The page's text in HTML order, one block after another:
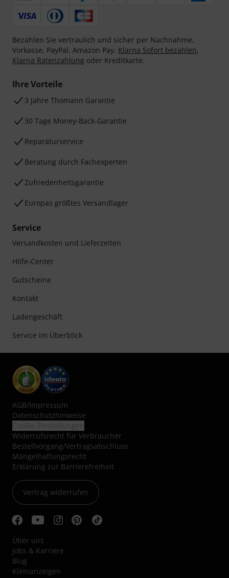
Bezahlen Sie vertraulich und sicher per Nachnahme,
Vorkasse, PayPal, Amazon Pay, Klarna Sofort bezahlen,
Klarna Ratenzahlung oder Kreditkarte.
Ihre Vorteile
3 Jahre Thomann Garantie
30 Tage Money-Back-Garantie
Reparaturservice
Beratung durch Fachexperten
Zufriedenheitsgarantie
Europas größtes Versandlager
Service
Versandkosten und Lieferzeiten
Hilfe-Center
Gutscheine
Kontakt
Ladengeschäft
Service im Überblick
AGB/Impressum
Datenschutzhinweise
Widerrufsrecht für Verbraucher
Bestellvorgang/Vertragsabschluss
Mängelhaftungsrecht
Erklärung zur Barrierefreiheit
Vertrag widerrufen
Über uns
Jobs & Karriere
Blog
Kleinanzeigen